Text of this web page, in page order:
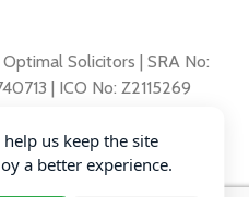
us keep the site
a better experience.
Solicitors | SRA No:
| ICO No: Z2115269